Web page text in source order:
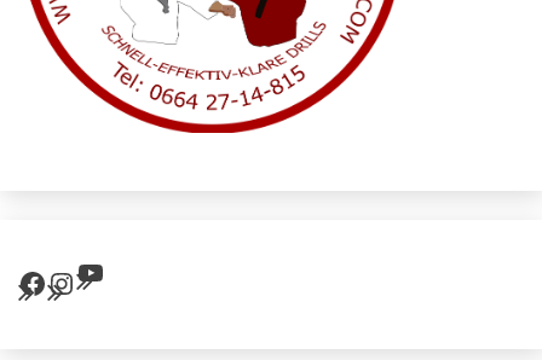
Facebook
Instagram
YouTube